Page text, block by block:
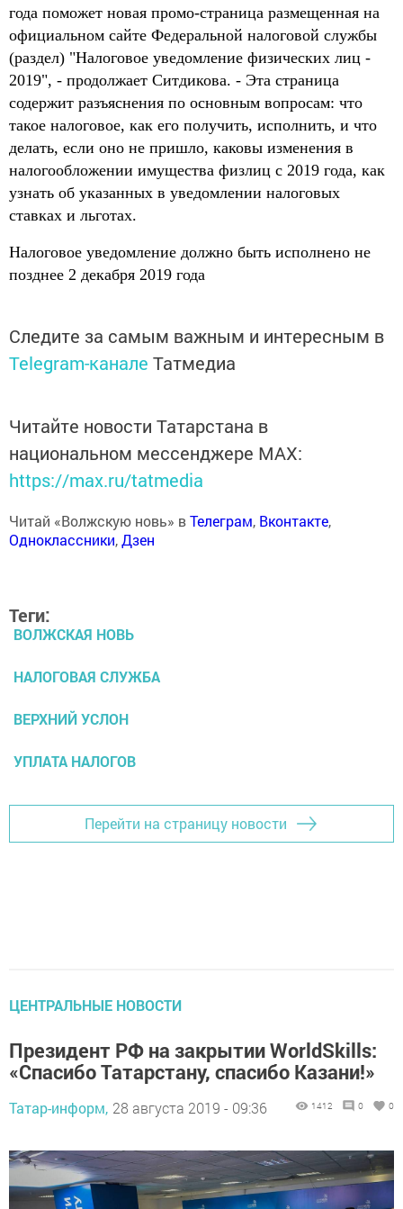
года поможет новая промо-страница размещенная на
официальном сайте Федеральной налоговой службы
(раздел) "Налоговое уведомление физических лиц -
2019", - продолжает Ситдикова. - Эта страница
содержит разъяснения по основным вопросам: что
такое налоговое, как его получить, исполнить, и что
делать, если оно не пришло, каковы изменения в
налогообложении имущества физлиц с 2019 года, как
узнать об указанных в уведомлении налоговых
ставках и льготах.
Налоговое уведомление должно быть исполнено не
позднее 2 декабря 2019 года
Следите за самым важным и интересным в
Telegram-канале Татмедиа
Читайте новости Татарстана в
национальном мессенджере MАХ:
https://max.ru/tatmedia
Читай «Волжскую новь» вТелеграм, Вконтакте,
Одноклассники,Дзен
Теги:
ВОЛЖСКАЯ НОВЬ
НАЛОГОВАЯ СЛУЖБА
ВЕРХНИЙ УСЛОН
УПЛАТА НАЛОГОВ
Перейти на страницу новости
ЦЕНТРАЛЬНЫЕ НОВОСТИ
Президент РФ на закрытии WorldSkills:
«Спасибо Татарстану, спасибо Казани!»
Татар-информ, 28 августа 2019 - 09:36 1412 0 0